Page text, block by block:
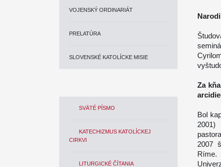
VOJENSKÝ ORDINARIÁT
PRELATÚRA
SLOVENSKÉ KATOLÍCKE MISIE
SVÄTÉ PÍSMO
KATECHIZMUS KATOLÍCKEJ
CIRKVI
LITURGICKÉ ČÍTANIA
Za
Bol
2001)
2007